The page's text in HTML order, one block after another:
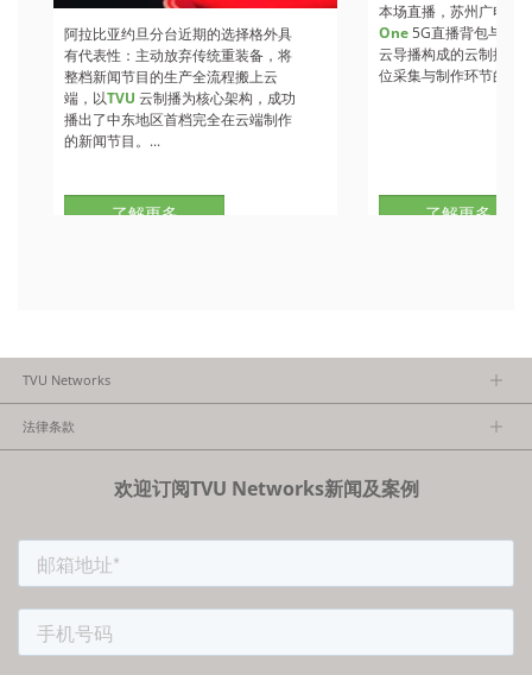
阿拉比亚约旦分台近期的选择格外具
有代表性：主动放弃传统重装备，将
整档新闻节目的生产全流程搬上云
端，以TVU 云制播为核心架构，成功
播出了中东地区首档完全在云端制作
的新闻节目。...
了解更多
本场直播，苏州广电总
One5G直播背包与
云导播构成的云制播方
位采集与制作环节的核
了解更多
TVU Networks
法律条款
欢迎订阅TVU Networks新闻及案例